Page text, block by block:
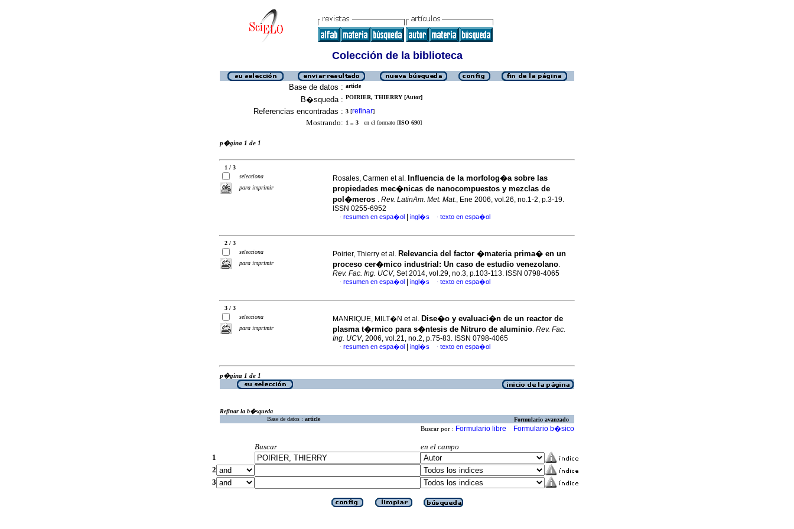
Colección de la biblioteca
Base de datos : article
B�squeda : POIRIER, THIERRY [Autor]
Referencias encontradas : 3 [refinar]
Mostrando: 1 .. 3 en el formato [ISO 690]
p�gina 1 de 1
1 / 3
selecciona
para imprimir
Rosales, Carmen et al. Influencia de la morfolog�a sobre las
propiedades mec�nicas de nanocompuestos y mezclas de
pol�meros . Rev. LatinAm. Met. Mat., Ene 2006, vol.26, no.1-2, p.3-19.
ISSN 0255-6952
· resumen en espa�ol ingl�s · texto en espa�ol
2 / 3
selecciona
para imprimir
Poirier, Thierry et al. Relevancia del factor �materia prima� en un
proceso cer�mico industrial : Un caso de estudio venezolano.
Rev. Fac. Ing. UCV, Set 2014, vol.29, no.3, p.103-113. ISSN 0798-4065
· resumen en espa�ol ingl�s · texto en espa�ol
3 / 3
selecciona
para imprimir
MANRIQUE, MILT�N et al. Dise�o y evaluaci�n de un reactor de
plasma t�rmico para s�ntesis de Nitruro de aluminio. Rev. Fac.
Ing. UCV, 2006, vol.21, no.2, p.75-83. ISSN 0798-4065
· resumen en espa�ol ingl�s · texto en espa�ol
p�gina 1 de 1
Refinar la b�squeda
Base de datos : article Formulario avanzado
Buscar por : Formulario libre Formulario b�sico
Buscar
en el campo
1
2
3